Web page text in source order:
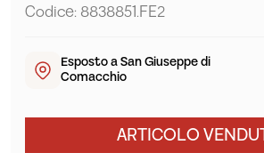
Codice: 8838851.FE2
Esposto a San Giuseppe di
Comacchio
ARTICOLO